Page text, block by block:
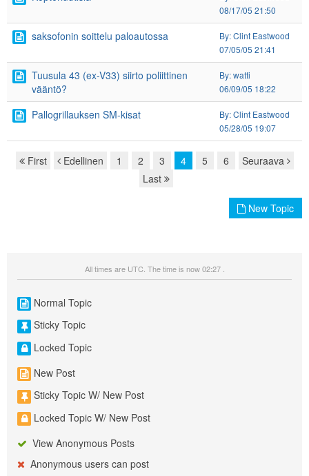
08/17/05 21:50
saksofonin soittelu paloautossa
By: Clint Eastwood
07/05/05 21:41
Tuusula 43 (ex-V33) siirto poliittinen
vääntö?
By: watti
06/09/05 18:22
Pallogrillauksen SM-kisat
By: Clint Eastwood
05/28/05 19:07
Page navigation
First Edellinen 1 2 3 4 5 6
Seuraava
Last
New Topic
All times are UTC. The time is now 02:27 .
Normal Topic
Sticky Topic
Locked Topic
New Post
Sticky Topic W/ New Post
Locked Topic W/ New Post
View Anonymous Posts
Anonymous users can post